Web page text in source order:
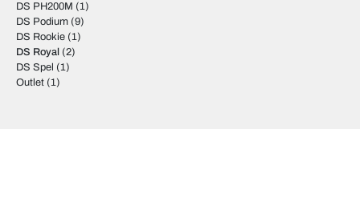
DS PH200M (1)
DS Podium (9)
DS Rookie (1)
DS Royal (2)
DS Spel (1)
Outlet (1)